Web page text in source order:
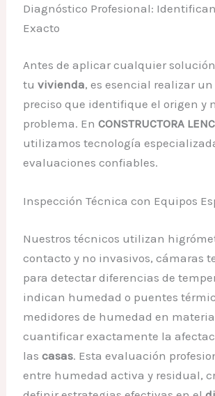
Diagnóstico Profesional:
Exacto
Antes de aplicar cualquier
tuvivienda, es esencial realizar
preciso que identifique el origen y
problema. EnCONSTRUCTORA
utilizamos tecnología
evaluaciones confiables.
Inspección Técnica con Equipos
Nuestros técnicos utilizan
contacto y no invasivos, cámaras
para detectar diferencias de
indican humedad o puentes
medidores de humedad en
cuantificar exactamente la
lascasas. Esta evaluación
entre humedad activa y residual,